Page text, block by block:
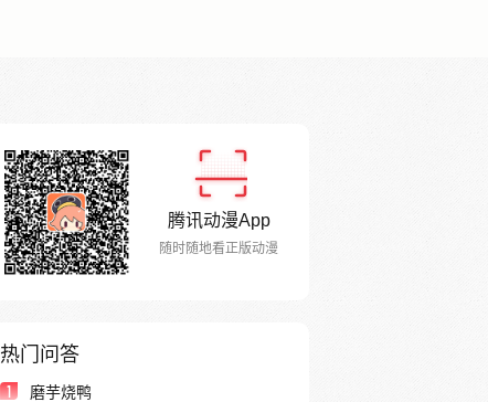
腾讯动漫App
随时随地看正版动漫
热门问答
1 磨芋烧鸭